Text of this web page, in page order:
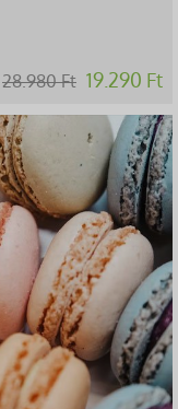
28.980 Ft 19.290 Ft